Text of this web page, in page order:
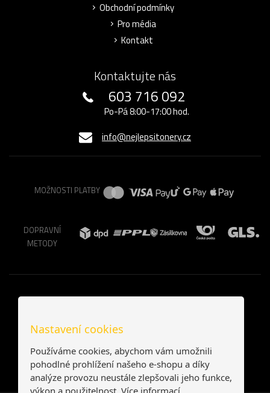
Obchodní podmínky
Pro média
Kontakt
Kontaktujte nás
603 716 092
Po-Pá 8:00-17:00 hod.
info@nejlepsitonery.cz
MOŽNOSTI PLATBY
DOPRAVNÍ
METODY
Nastavení cookies
Používáme cookies, abychom vám umožnili
pohodlné prohlížení našeho e-shopu a díky
analýze provozu neustále zlepšovali jeho funkce,
výkon a použitelnost. Více informací